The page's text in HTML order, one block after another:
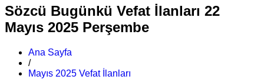
Sözcü Bugünkü Vefat İlanları 22
Mayıs 2025 Perşembe
Ana Sayfa
/
Mayıs 2025 Vefat İlanları